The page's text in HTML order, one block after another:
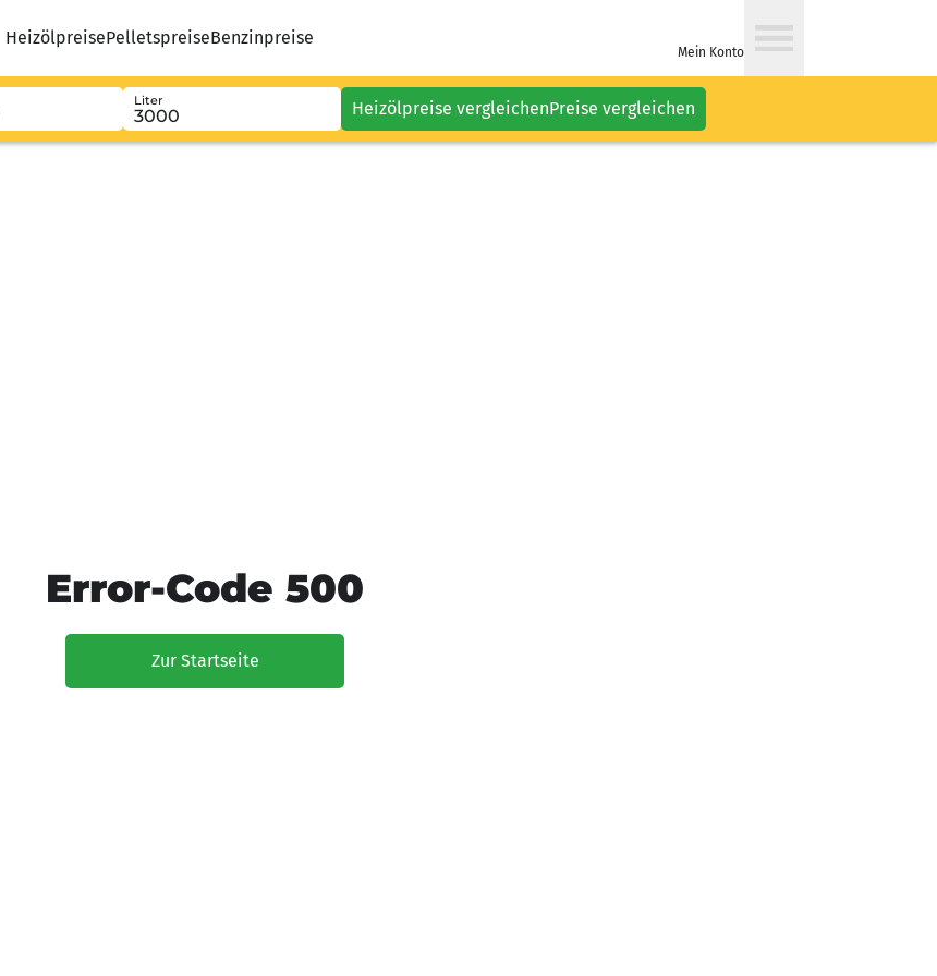
HeizölpreisePelletspreiseBenzinpreise
Mein Konto
Liter Heizölpreise vergleichenPreise vergleichen
Error-Code 500
Zur Startseite